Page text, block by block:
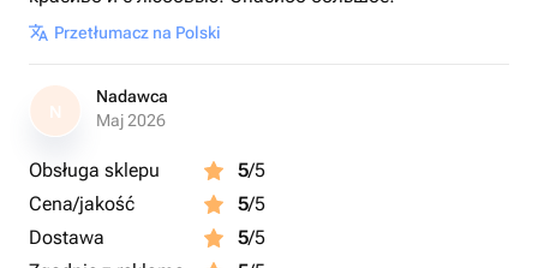
Przetłumacz na Polski
N
Nadawca
Maj 2026
Obsługa sklepu 5/5
Cena/jakość
5/5
Dostawa
5/5